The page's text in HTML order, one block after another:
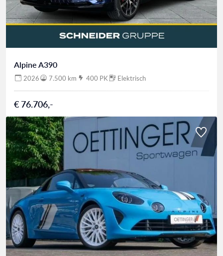
Alpine A390
2026 7.500 km 400 PK Elektrisch
€ 76.706,-